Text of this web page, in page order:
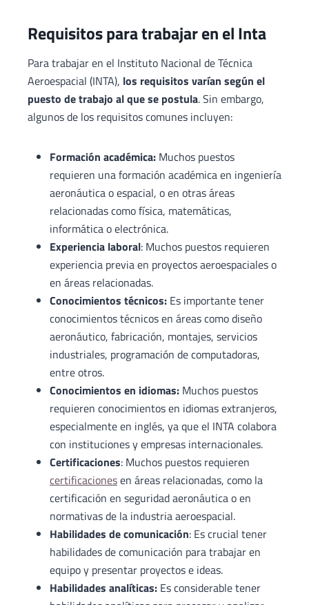
Requisitos para trabajar en el Inta
Para trabajar en el Instituto Nacional de Técnica
Aeroespacial (INTA), los requisitos varían según el
puesto de trabajo al que se postula. Sin embargo,
algunos de los requisitos comunes incluyen:
Formación académica: Muchos puestos
requieren una formación académica en ingeniería
aeronáutica o espacial, o en otras áreas
relacionadas como física, matemáticas,
informática o electrónica.
Experiencia laboral: Muchos puestos requieren
experiencia previa en proyectos aeroespaciales o
en áreas relacionadas.
Conocimientos técnicos: Es importante tener
conocimientos técnicos en áreas como diseño
aeronáutico, fabricación, montajes, servicios
industriales, programación de computadoras,
entre otros.
Conocimientos en idiomas: Muchos puestos
requieren conocimientos en idiomas extranjeros,
especialmente en inglés, ya que el INTA colabora
con instituciones y empresas internacionales.
Certificaciones: Muchos puestos requieren
certificacionesen áreas relacionadas, como la
certificación en seguridad aeronáutica o en
normativas de la industria aeroespacial.
Habilidades de comunicación: Es crucial tener
habilidades de comunicación para trabajar en
equipo y presentar proyectos e ideas.
Habilidades analíticas: Es considerable tener